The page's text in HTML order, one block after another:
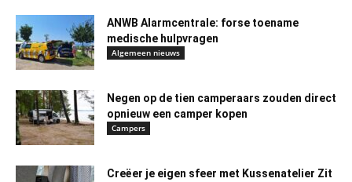
ANWB Alarmcentrale: forse toename
medische hulpvragen
Algemeen nieuws
Negen op de tien camperaars zouden direct
opnieuw een camper kopen
Campers
Creëer je eigen sfeer met Kussenatelier Zit